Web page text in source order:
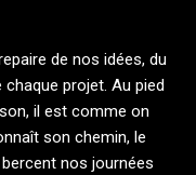
de nos idées, du
projet. Au pied
il est comme on
son chemin, le
nos journées